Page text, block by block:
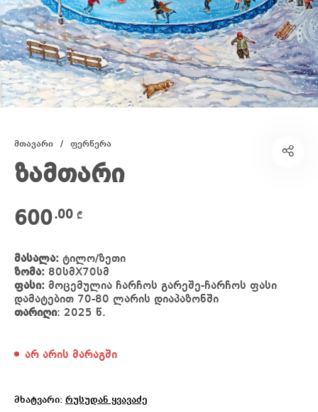
მთავარი / ფერწერა
ზამთარი
600.00 ₾
მასალა: ტილო/ზეთი
ზომა: 80სმX70სმ
ფასი: მოცემულია ჩარჩოს გარეშე-ჩარჩოს ფასი
დამატებით 70-80 ლარის დიაპაზონში
თარიღი: 2025 წ.
არ არის მარაგში
მხატვარი: რუსუდან ყვავაძე